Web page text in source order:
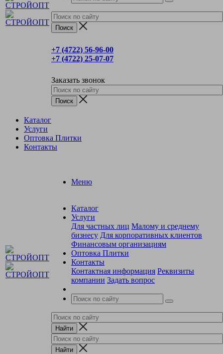
+7 (4722) 56‑96-00
+7 (4722) 25‑07-07
Заказать звонок
Каталог
Услуги
Оптовка Плитки
Контакты
Меню
Каталог
Услуги
Для частных лиц Малому и среднему
бизнесу Для корпоративных клиентов
Финансовым организациям
Оптовка Плитки
Контакты
Контактная информация Реквизиты
компании Задать вопрос